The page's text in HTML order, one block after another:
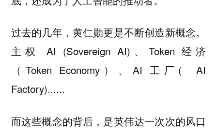
过去的几年，黄仁勋更是不断创造新概念。
主权 AI (Sovereign AI)、Token 经济
（Token Economy）、AI 工厂( AI
Factory)......
而这些概念的背后，是英伟达一次次的风口